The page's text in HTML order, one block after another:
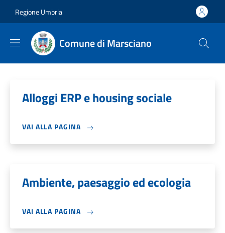
Regione Umbria
Comune di Marsciano
Alloggi ERP e housing sociale
VAI ALLA PAGINA
Ambiente, paesaggio ed ecologia
VAI ALLA PAGINA